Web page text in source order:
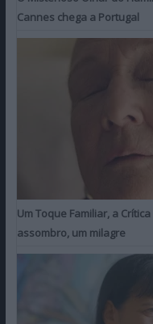
Cannes chega a Portugal
Um Toque Familiar, a
assombro, um milagre